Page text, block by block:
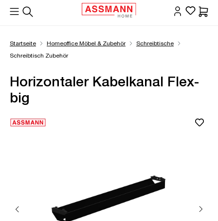
springen
Startseite Homeoffice Möbel & Zubehör
Schreibtische
Schreibtisch Zubehör
Horizontaler Kabelkanal Flex-
big